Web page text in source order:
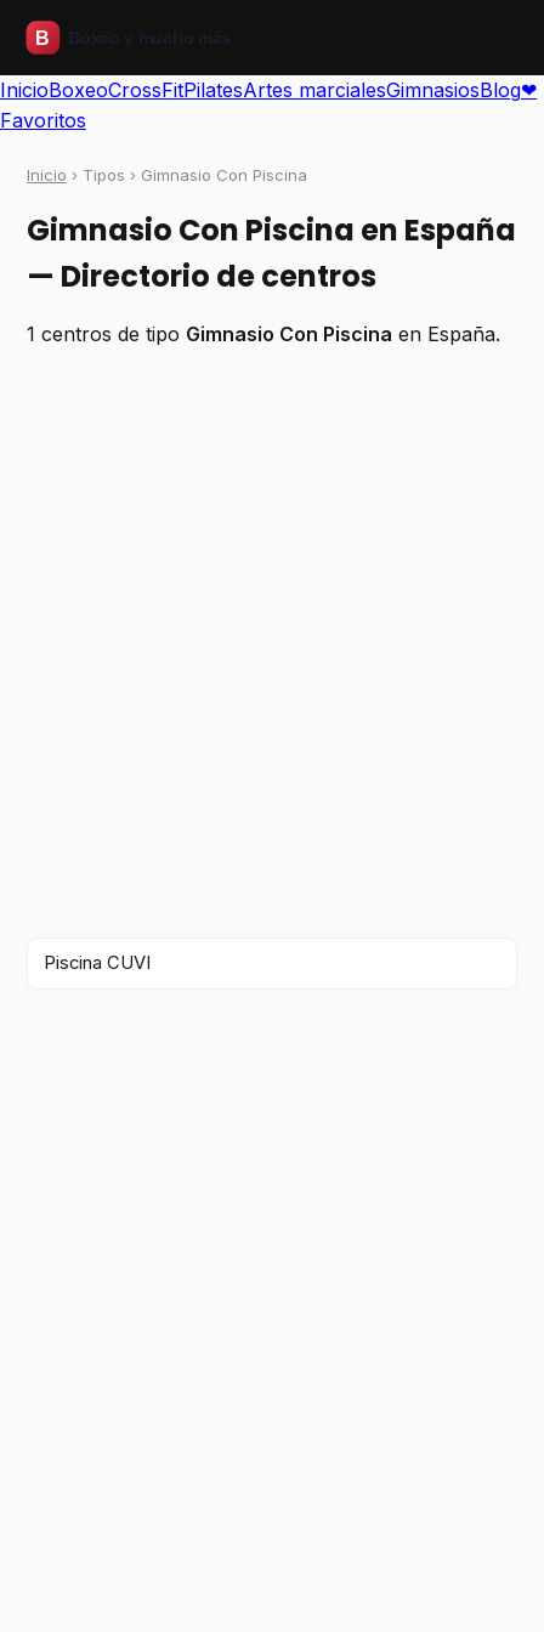
InicioBoxeoCrossFitPilatesArtes marcialesGimnasiosBlog❤
Favoritos
Inicio › Tipos › Gimnasio Con Piscina
Gimnasio Con Piscina en España
— Directorio de centros
1 centros de tipo Gimnasio Con Piscina en España.
Piscina CUVI